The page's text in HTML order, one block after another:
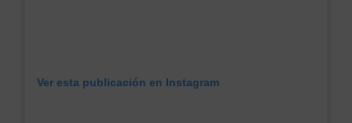
Ver esta publicación en Instagram